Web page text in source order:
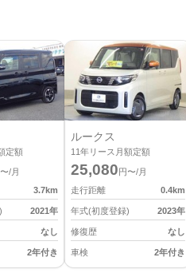
定額
/月
3.7km
2021年
なし
2年付き
ルークス
11年リース月額定額
25,080 円〜/月
走行距離
0.4km
年式(初度登録) 2023年
修復歴 なし
車検 2年付き